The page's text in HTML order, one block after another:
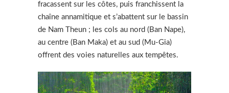
fracassent sur les côtes, puis franchissent la
chaîne annamitique et s’abattent sur le bassin
de Nam Theun ; les cols au nord (Ban Nape),
au centre (Ban Maka) et au sud (Mu-Gia)
offrent des voies naturelles aux tempêtes.